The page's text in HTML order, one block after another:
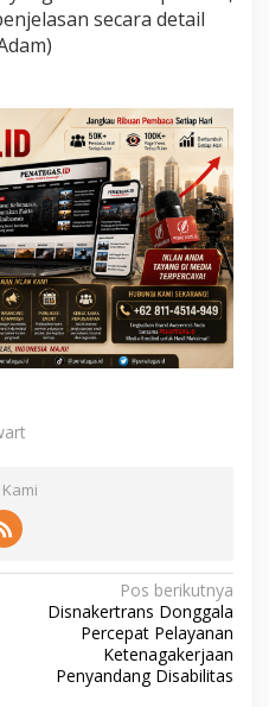
secara detail
Pos berikutnya
Disnakertrans Donggala
Percepat Pelayanan
Ketenagakerjaan
Penyandang Disabilitas